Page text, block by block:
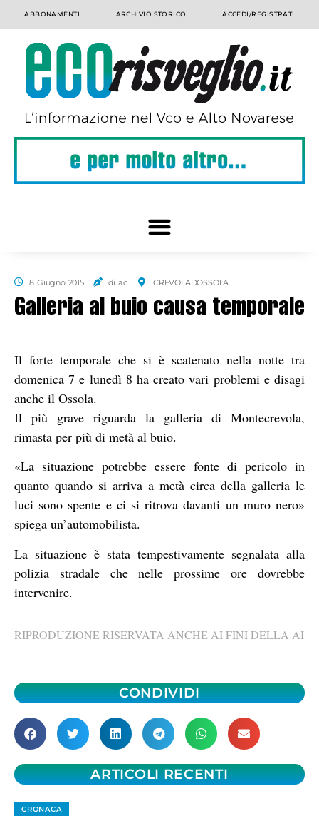
ABBONAMENTI ARCHIVIO STORICO ACCEDI/REGISTRATI
8 Giugno 2015 di a.c. CREVOLADOSSOLA
Galleria al buio causa temporale
Il forte temporale che si è scatenato nella notte tra
domenica 7 e lunedì 8 ha creato vari problemi e disagi
anche il Ossola.
Il più grave riguarda la galleria di Montecrevola,
rimasta per più di metà al buio.
«La situazione potrebbe essere fonte di pericolo in
quanto quando si arriva a metà circa della galleria le
luci sono spente e ci si ritrova davanti un muro nero»
spiega un’automobilista.
La situazione è stata tempestivamente segnalata alla
polizia stradale che nelle prossime ore dovrebbe
intervenire.
RIPRODUZIONE RISERVATA ANCHE AI FINI DELLA AI
CONDIVIDI
ARTICOLI RECENTI
CRONACA